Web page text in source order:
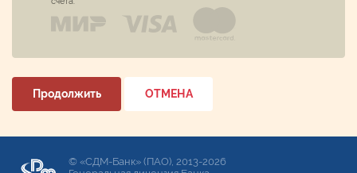
Продолжить ОТМЕНА
© «СДМ-Банк» (ПАО), 2013-2026